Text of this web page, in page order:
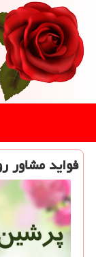
فواید مشاور